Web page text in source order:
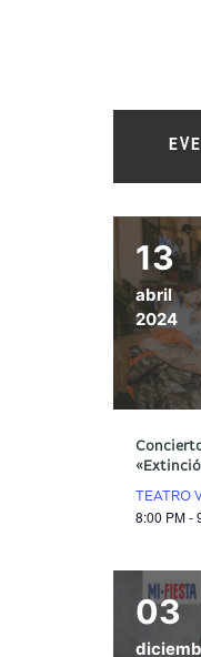
13
abril
2024
TEATRO
8:00 PM -
03